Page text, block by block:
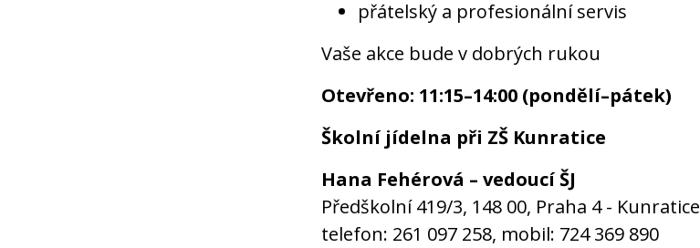
přátelský a profesionální servis
Vaše akce bude v dobrých rukou
Otevřeno: 11:15–14:00 (pondělí–pátek)
Školní jídelna při ZŠ Kunratice
Hana Fehérová – vedoucí ŠJ
Předškolní 419/3, 148 00, Praha 4 - Kunratice
telefon: 261 097 258, mobil: 724 369 890